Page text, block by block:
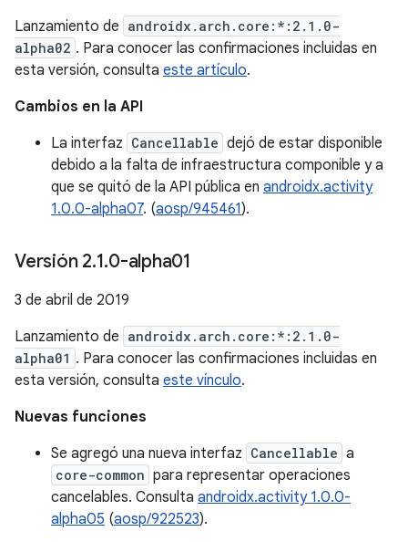
Lanzamiento de androidx.arch.core:*:2.1.0-
alpha02 . Para conocer las confirmaciones incluidas en
esta versión, consulta este artículo.
Cambios en la API
La interfaz Cancellable dejó de estar disponible
debido a la falta de infraestructura componible y a
que se quitó de la API pública en androidx.activity
1.0.0-alpha07. (aosp/945461).
Versión 2.1.0-alpha01
3 de abril de 2019
Lanzamiento de androidx.arch.core:*:2.1.0-
alpha01 . Para conocer las confirmaciones incluidas en
esta versión, consulta este vínculo.
Nuevas funciones
Se agregó una nueva interfaz Cancellable a
core-common para representar operaciones
cancelables. Consulta androidx.activity 1.0.0-
alpha05 (aosp/922523).